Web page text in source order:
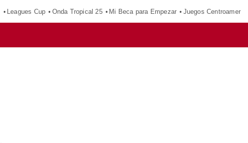
Leagues Cup Onda Tropical 25 Mi Beca para Empezar Juegos